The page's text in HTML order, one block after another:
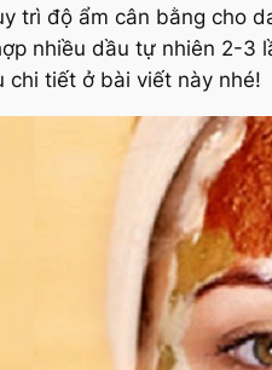
trì độ ẩm cân bằng cho
nhiều dầu tự nhiên 2-
chi tiết ở bài viết này nhé!